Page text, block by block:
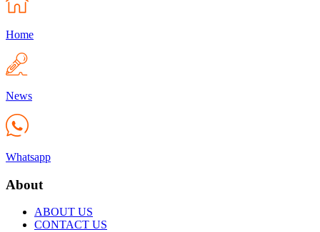
Home
News
Whatsapp
About
ABOUT US
CONTACT US